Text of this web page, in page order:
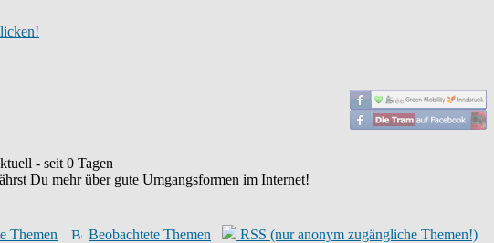
- seit 0 Tagen
Du mehr über gute Umgangsformen im Internet!
Themen
Beobachtete Themen RSS (nur anonym zugängliche Themen!)